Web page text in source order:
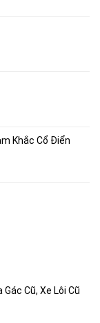
Khắc Cổ Điển
Cũ, Xe Lôi Cũ